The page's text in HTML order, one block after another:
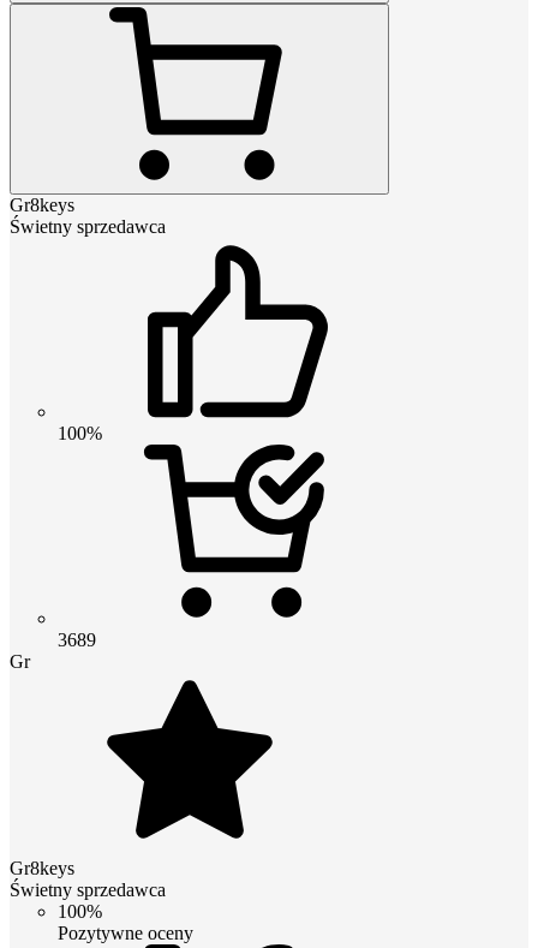
Gr8keys
Świetny sprzedawca
100%
3689
Gr
Gr8keys
Świetny sprzedawca
100%
Pozytywne oceny